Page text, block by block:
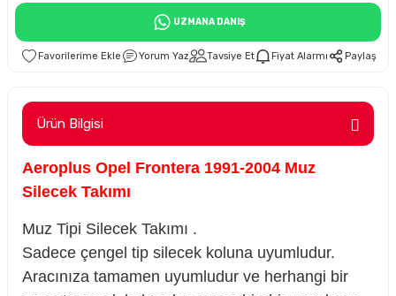
UZMANA DANIŞ
Yorum Yaz Tavsiye Et Fiyat Alarmı Paylaş
Ürün Bilgisi
Aeroplus Opel Frontera 1991-2004 Muz
Silecek Takımı
Muz Tipi Silecek Takımı .
Sadece çengel tip silecek koluna uyumludur.
Aracınıza tamamen uyumludur ve herhangi bir